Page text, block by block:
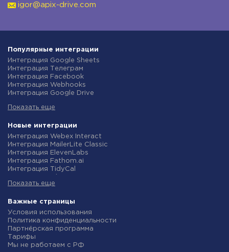
igor@apix-drive.com
Популярные интеграции
Интеграция Google Sheets
Интеграция Телеграм
Интеграция Facebook
Интеграция Webhooks
Интеграция Google Drive
Интеграция Gmail
Интеграция Новая Почта
Интеграция Binotel
Интеграция OpenAI (ChatGPT)
Интеграция Prom
Интеграция Приват24
Интеграция OLX
Интеграция TurboSMS
Интеграция SendPulse
Интеграция Stream Telecom
Интеграция Google Analytics
Интеграция Creatio
Интеграция Ringostat
Интеграция Google Calendar
Интеграция Airtable
Показать еще
Новые интеграции
Интеграция Webex Interact
Интеграция MailerLite Classic
Интеграция ElevenLabs
Интеграция Fathom.ai
Интеграция TidyCal
Интеграция Gist
Интеграция Straico
Интеграция Rows
Интеграция Firecrawl
Интеграция Binotel SmartCRM
Интеграция Perplexity AI
Интеграция Formbricks
Показать еще
Важные страницы
Условия использования
Политика конфиденциальности
Партнёрская программа
Тарифы
Мы не работаем с РФ